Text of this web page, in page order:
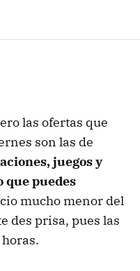
las ofertas que
son las de
juegos y
que puedes
mucho menor del
des prisa, pues las